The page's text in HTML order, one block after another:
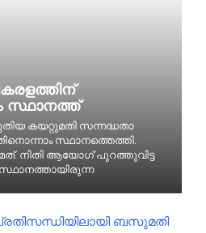
സ്ഥാനത്ത്
കയറ്റുമതി സന്നദ്ധതാ
സ്ഥാനത്തെത്തി.
നിതി ആയോഗ് പുറത്തുവിട്ട
സ്ഥാനത്തായിരുന്ന